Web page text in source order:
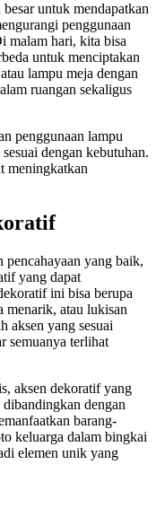
untuk mendapatkan
penggunaan
malam hari, kita bisa
untuk menciptakan
lampu meja dengan
ruangan sekaligus
penggunaan lampu
dengan kebutuhan.
meningkatkan
pencahayaan yang baik,
yang dapat
ini bisa berupa
menarik, atau lukisan
aksen yang sesuai
semuanya terlihat
aksen dekoratif yang
dengan
barang-
keluarga dalam bingkai
elemen unik yang